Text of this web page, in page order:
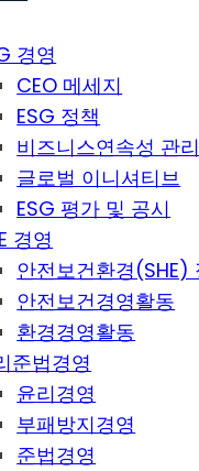
경영
CEO 메세지
ESG 정책
비즈니스연속성 관
글로벌 이니셔티브
ESG 평가 및 공시
경영
안전보건환경(SHE)
안전보건경영활동
환경경영활동
준법경영
윤리경영
부패방지경영
준법경영